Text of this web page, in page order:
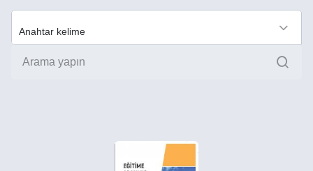
Uzaktan Erişim
Nasıl Erişirim Ara